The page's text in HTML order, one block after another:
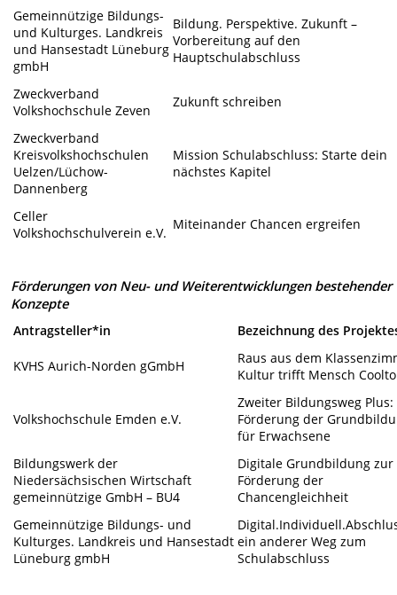
Gemeinnützige Bildungs-
und Kulturges. Landkreis
und Hansestadt Lüneburg
gmbH
Bildung. Perspektive. Zukunft –
Vorbereitung auf den
Hauptschulabschluss
Zweckverband
Volkshochschule Zeven
Zukunft schreiben
Zweckverband
Kreisvolkshochschulen
Uelzen/Lüchow-
Dannenberg
Mission Schulabschluss: Starte dein
nächstes Kapitel
Celler
Volkshochschulverein e.V.
Miteinander Chancen ergreifen
Förderungen von Neu- und Weiterentwicklungen bestehender
Konzepte
Antragsteller*in Bezeichnung des
KVHS Aurich-Norden gGmbH
Raus aus dem
Kultur trifft Mensch
Volkshochschule Emden e.V.
Zweiter Bildungsweg Plus:
Förderung der
für Erwachsene
Bildungswerk der
Niedersächsischen Wirtschaft
gemeinnützige GmbH – BU4
Digitale Grundbildung zur
Förderung der
Chancengleichheit
Gemeinnützige Bildungs- und
Kulturges. Landkreis und Hansestadt
Lüneburg gmbH
ein anderer Weg zum
Schulabschluss